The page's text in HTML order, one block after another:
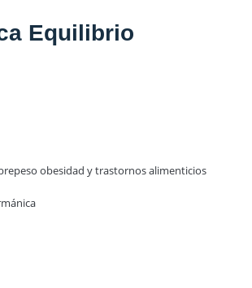
Equilibrio
obesidad y trastornos alimenticios